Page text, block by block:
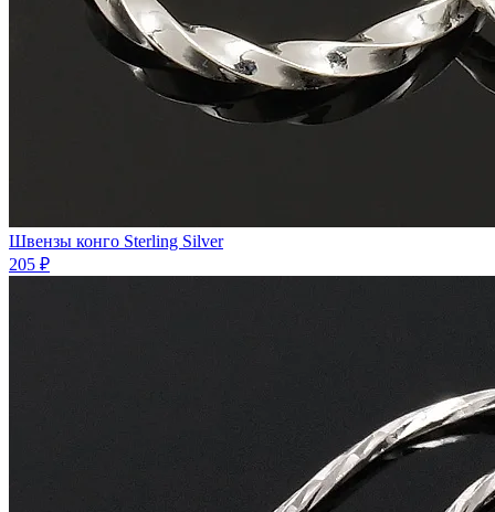
Швeнзы конго Sterling Silver
205 ₽